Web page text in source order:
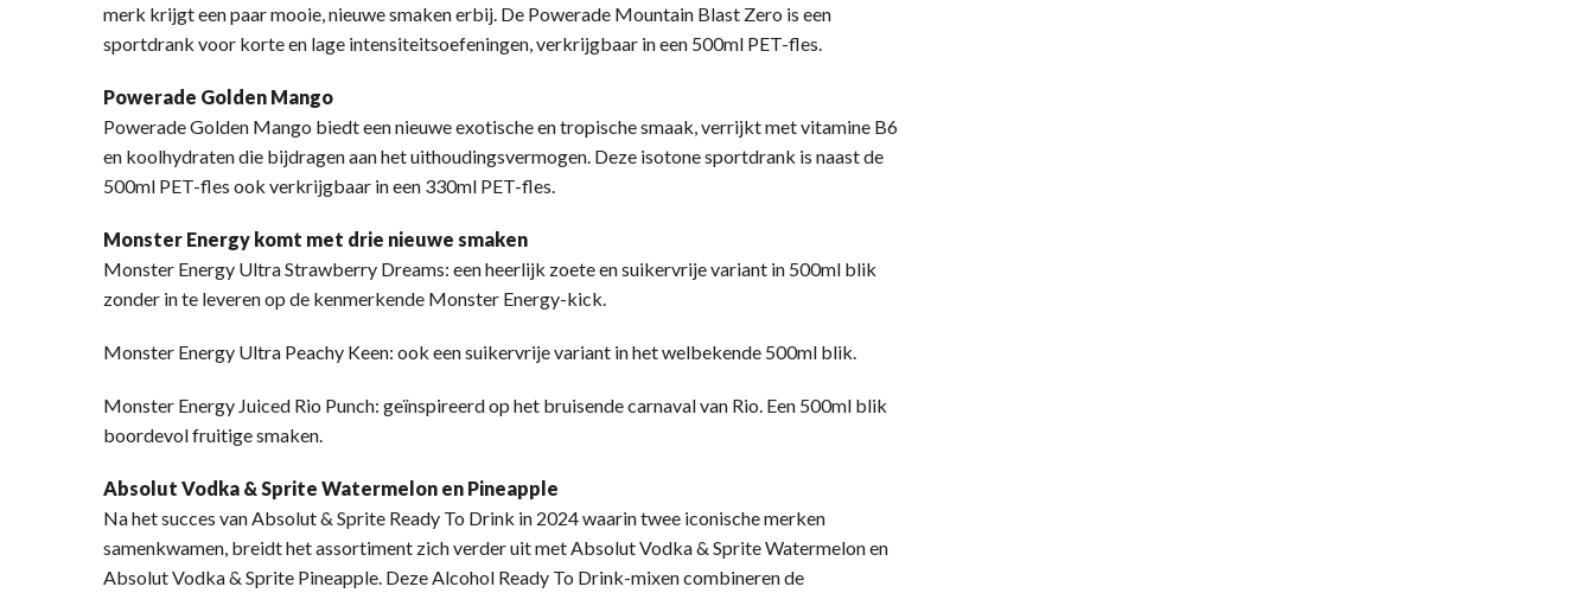
merk krijgt een paar mooie, nieuwe smaken erbij. De Powerade Mountain Blast Zero is een
sportdrank voor korte en lage intensiteitsoefeningen, verkrijgbaar in een 500ml PET-fles.
Powerade Golden Mango
Powerade Golden Mango biedt een nieuwe exotische en tropische smaak, verrijkt met vitamine B6
en koolhydraten die bijdragen aan het uithoudingsvermogen. Deze isotone sportdrank is naast de
500ml PET-fles ook verkrijgbaar in een 330ml PET-fles.
Monster Energy komt met drie nieuwe smaken
Monster Energy Ultra Strawberry Dreams: een heerlijk zoete en suikervrije variant in 500ml blik
zonder in te leveren op de kenmerkende Monster Energy-kick.
Monster Energy Ultra Peachy Keen: ook een suikervrije variant in het welbekende 500ml blik.
Monster Energy Juiced Rio Punch: geïnspireerd op het bruisende carnaval van Rio. Een 500ml blik
boordevol fruitige smaken.
Absolut Vodka & Sprite Watermelon en Pineapple
Na het succes van Absolut & Sprite Ready To Drink in 2024 waarin twee iconische merken
samenkwamen, breidt het assortiment zich verder uit met Absolut Vodka & Sprite Watermelon en
Absolut Vodka & Sprite Pineapple. Deze Alcohol Ready To Drink-mixen combineren de